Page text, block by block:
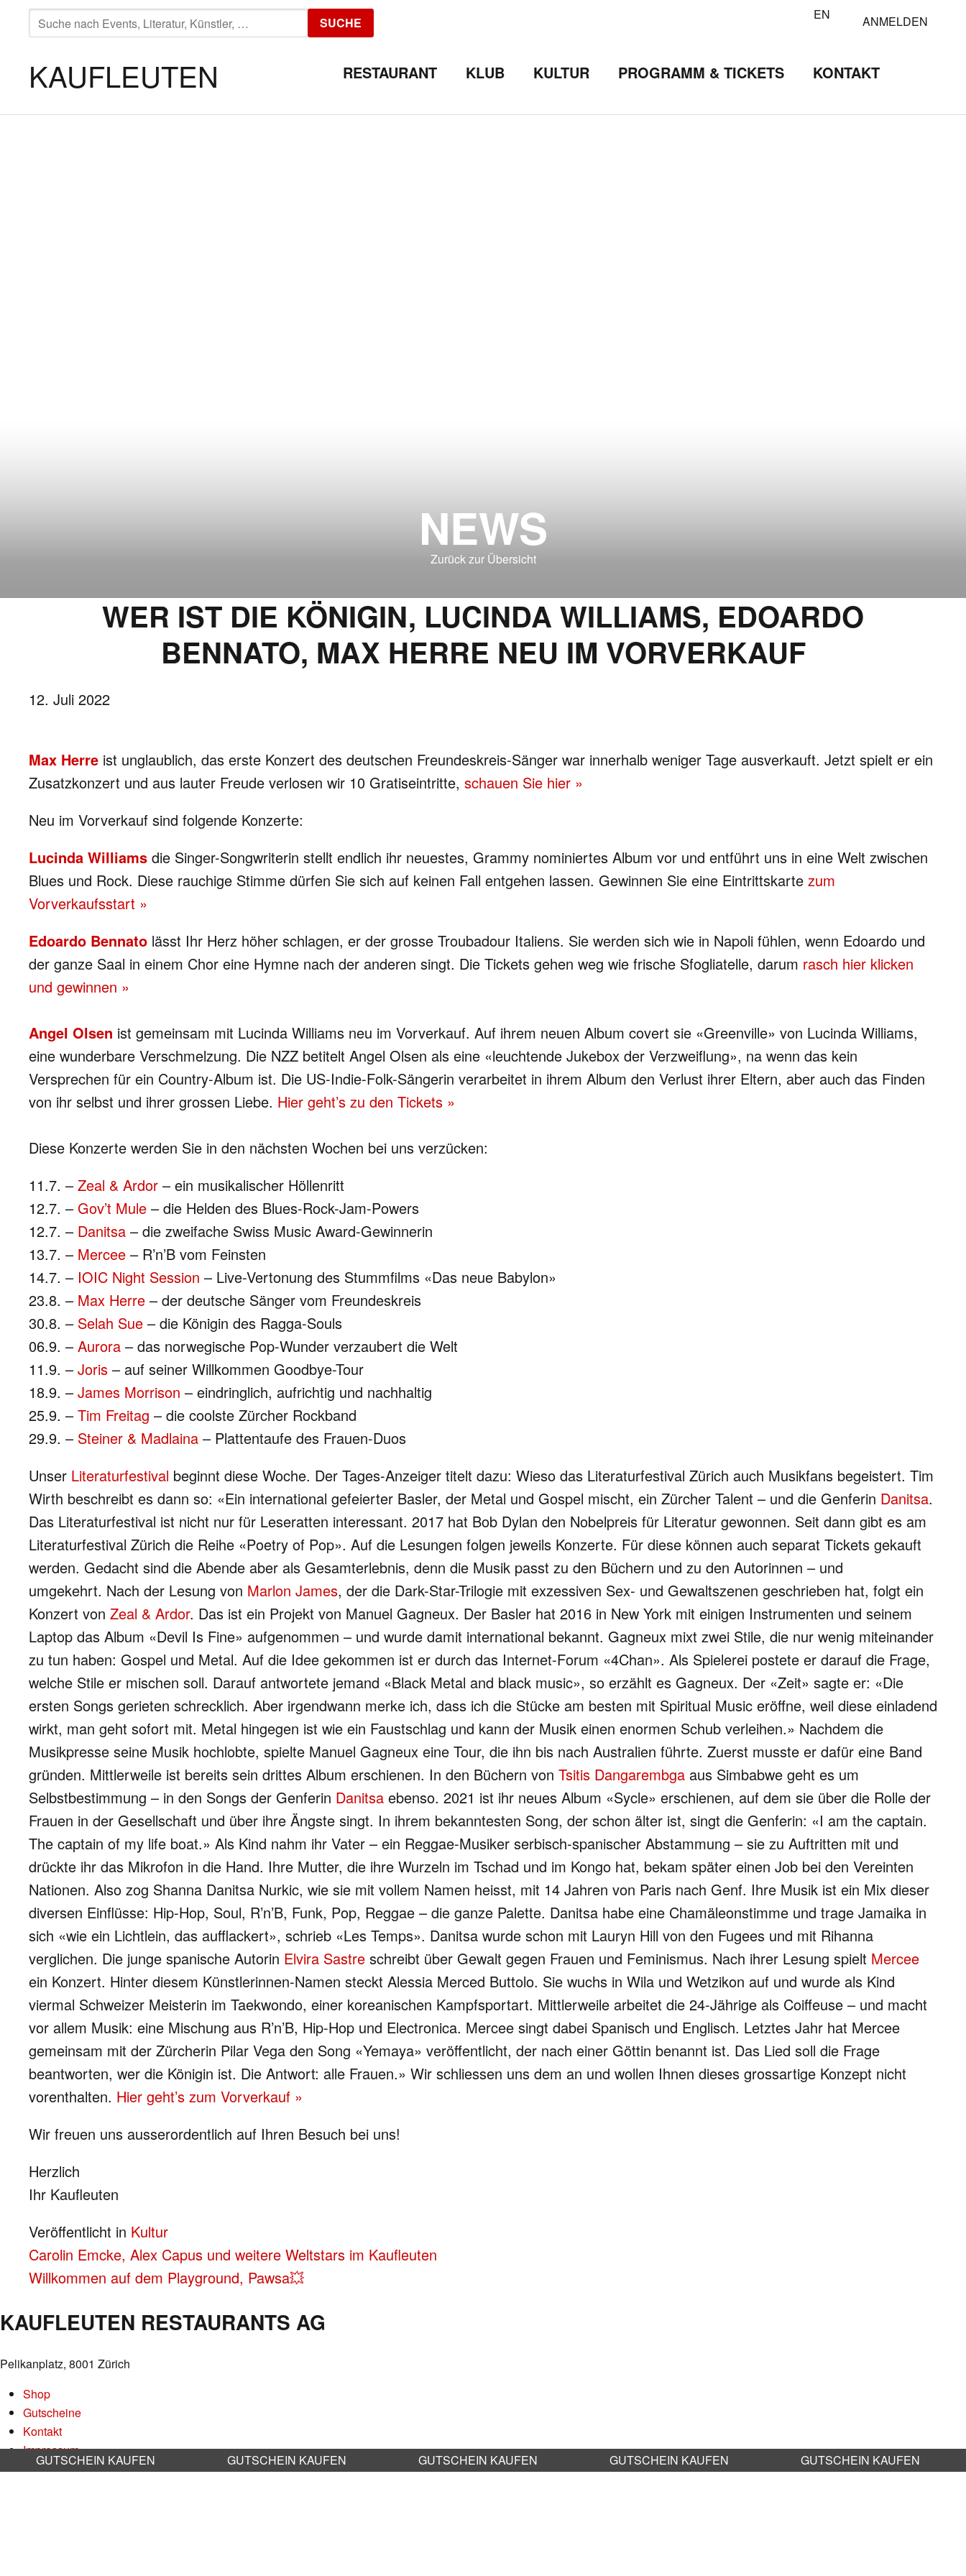
SUCHE
NACH:
SUCHE EN ANMELDEN
KAUFLEUTEN RESTAURANT KLUB KULTUR PROGRAMM & TICKETS KONTAKT
NEWS
Zurück zur Übersicht
WER IST DIE KÖNIGIN, LUCINDA WILLIAMS, EDOARDO
BENNATO, MAX HERRE NEU IM VORVERKAUF
12. Juli 2022
Max Herre ist unglaublich, das erste Konzert des deutschen Freundeskreis-Sänger war innerhalb weniger Tage ausverkauft. Jetzt spielt er ein
Zusatzkonzert und aus lauter Freude verlosen wir 10 Gratiseintritte, schauen Sie hier »
Neu im Vorverkauf sind folgende Konzerte:
Lucinda Williams die Singer-Songwriterin stellt endlich ihr neuestes, Grammy nominiertes Album vor und entführt uns in eine Welt zwischen
Blues und Rock. Diese rauchige Stimme dürfen Sie sich auf keinen Fall entgehen lassen. Gewinnen Sie eine Eintrittskarte zum
Vorverkaufsstart »
Edoardo Bennato lässt Ihr Herz höher schlagen, er der grosse Troubadour Italiens. Sie werden sich wie in Napoli fühlen, wenn Edoardo und
der ganze Saal in einem Chor eine Hymne nach der anderen singt. Die Tickets gehen weg wie frische Sfogliatelle, darum rasch hier klicken
und gewinnen »
Angel Olsen ist gemeinsam mit Lucinda Williams neu im Vorverkauf. Auf ihrem neuen Album covert sie «Greenville» von Lucinda Williams,
eine wunderbare Verschmelzung. Die NZZ betitelt Angel Olsen als eine «leuchtende Jukebox der Verzweiflung», na wenn das kein
Versprechen für ein Country-Album ist. Die US-Indie-Folk-Sängerin verarbeitet in ihrem Album den Verlust ihrer Eltern, aber auch das Finden
von ihr selbst und ihrer grossen Liebe. Hier geht’s zu den Tickets »
Diese Konzerte werden Sie in den nächsten Wochen bei uns verzücken:
11.7. – Zeal & Ardor – ein musikalischer Höllenritt
12.7. – Gov’t Mule – die Helden des Blues-Rock-Jam-Powers
12.7. – Danitsa – die zweifache Swiss Music Award-Gewinnerin
13.7. – Mercee – R’n’B vom Feinsten
14.7. – IOIC Night Session – Live-Vertonung des Stummfilms «Das neue Babylon»
23.8. – Max Herre – der deutsche Sänger vom Freundeskreis
30.8. – Selah Sue – die Königin des Ragga-Souls
06.9. – Aurora – das norwegische Pop-Wunder verzaubert die Welt
11.9. – Joris – auf seiner Willkommen Goodbye-Tour
18.9. – James Morrison – eindringlich, aufrichtig und nachhaltig
25.9. – Tim Freitag – die coolste Zürcher Rockband
29.9. – Steiner & Madlaina – Plattentaufe des Frauen-Duos
Unser Literaturfestival beginnt diese Woche. Der Tages-Anzeiger titelt dazu: Wieso das Literaturfestival Zürich auch Musikfans begeistert. Tim
Wirth beschreibt es dann so: «Ein international gefeierter Basler, der Metal und Gospel mischt, ein Zürcher Talent – und die Genferin Danitsa.
Das Literaturfestival ist nicht nur für Leseratten interessant. 2017 hat Bob Dylan den Nobelpreis für Literatur gewonnen. Seit dann gibt es am
Literaturfestival Zürich die Reihe «Poetry of Pop». Auf die Lesungen folgen jeweils Konzerte. Für diese können auch separat Tickets gekauft
werden. Gedacht sind die Abende aber als Gesamterlebnis, denn die Musik passt zu den Büchern und zu den Autorinnen – und
umgekehrt. Nach der Lesung von Marlon James, der die Dark-Star-Trilogie mit exzessiven Sex- und Gewaltszenen geschrieben hat, folgt ein
Konzert von Zeal & Ardor. Das ist ein Projekt von Manuel Gagneux. Der Basler hat 2016 in New York mit einigen Instrumenten und seinem
Laptop das Album «Devil Is Fine» aufgenommen – und wurde damit international bekannt. Gagneux mixt zwei Stile, die nur wenig miteinander
zu tun haben: Gospel und Metal. Auf die Idee gekommen ist er durch das Internet-Forum «4Chan». Als Spielerei postete er darauf die Frage,
welche Stile er mischen soll. Darauf antwortete jemand «Black Metal and black music», so erzählt es Gagneux. Der «Zeit» sagte er: «Die
ersten Songs gerieten schrecklich. Aber irgendwann merke ich, dass ich die Stücke am besten mit Spiritual Music eröffne, weil diese einladend
wirkt, man geht sofort mit. Metal hingegen ist wie ein Faustschlag und kann der Musik einen enormen Schub verleihen.» Nachdem die
Musikpresse seine Musik hochlobte, spielte Manuel Gagneux eine Tour, die ihn bis nach Australien führte. Zuerst musste er dafür eine Band
gründen. Mittlerweile ist bereits sein drittes Album erschienen. In den Büchern von Tsitis Dangarembga aus Simbabwe geht es um
Selbstbestimmung – in den Songs der Genferin Danitsa ebenso. 2021 ist ihr neues Album «Sycle» erschienen, auf dem sie über die Rolle der
Frauen in der Gesellschaft und über ihre Ängste singt. In ihrem bekanntesten Song, der schon älter ist, singt die Genferin: «I am the captain.
The captain of my life boat.» Als Kind nahm ihr Vater – ein Reggae-Musiker serbisch-spanischer Abstammung – sie zu Auftritten mit und
drückte ihr das Mikrofon in die Hand. Ihre Mutter, die ihre Wurzeln im Tschad und im Kongo hat, bekam später einen Job bei den Vereinten
Nationen. Also zog Shanna Danitsa Nurkic, wie sie mit vollem Namen heisst, mit 14 Jahren von Paris nach Genf. Ihre Musik ist ein Mix dieser
diversen Einflüsse: Hip-Hop, Soul, R’n’B, Funk, Pop, Reggae – die ganze Palette. Danitsa habe eine Chamäleonstimme und trage Jamaika in
sich «wie ein Lichtlein, das aufflackert», schrieb «Les Temps». Danitsa wurde schon mit Lauryn Hill von den Fugees und mit Rihanna
verglichen. Die junge spanische Autorin Elvira Sastre schreibt über Gewalt gegen Frauen und Feminismus. Nach ihrer Lesung spielt Mercee
ein Konzert. Hinter diesem Künstlerinnen-Namen steckt Alessia Merced Buttolo. Sie wuchs in Wila und Wetzikon auf und wurde als Kind
viermal Schweizer Meisterin im Taekwondo, einer koreanischen Kampfsportart. Mittlerweile arbeitet die 24-Jährige als Coiffeuse – und macht
vor allem Musik: eine Mischung aus R’n’B, Hip-Hop und Electronica. Mercee singt dabei Spanisch und Englisch. Letztes Jahr hat Mercee
gemeinsam mit der Zürcherin Pilar Vega den Song «Yemaya» veröffentlicht, der nach einer Göttin benannt ist. Das Lied soll die Frage
beantworten, wer die Königin ist. Die Antwort: alle Frauen.» Wir schliessen uns dem an und wollen Ihnen dieses grossartige Konzept nicht
vorenthalten. Hier geht’s zum Vorverkauf »
Wir freuen uns ausserordentlich auf Ihren Besuch bei uns!
Herzlich
Ihr Kaufleuten
Veröffentlicht in Kultur
BEITRAGS-
NAVIGATION
Carolin Emcke, Alex Capus und weitere Weltstars im Kaufleuten
Willkommen auf dem Playground, Pawsa💥
KAUFLEUTEN RESTAURANTS AG
Pelikanplatz, 8001 Zürich
Shop
Gutscheine
Kontakt
Impressum
Datenschutz
GUTSCHEIN KAUFEN GUTSCHEIN KAUFEN GUTSCHEIN KAUFEN GUTSCHEIN KAUFEN GUTSCHEIN KAUFEN